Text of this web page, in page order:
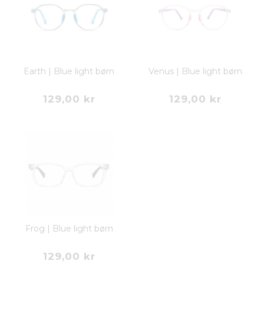
Earth | Blue light børn
129,00 kr
Venus | Blue light børn
129,00 kr
Frog | Blue light børn
129,00 kr